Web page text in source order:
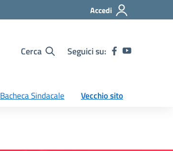
Accedi
Cerca Seguici su:
Bacheca Sindacale Vecchio sito